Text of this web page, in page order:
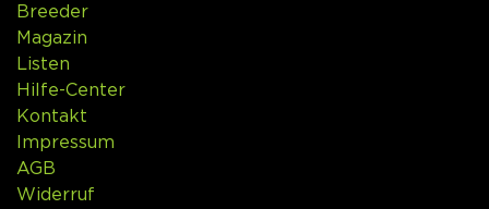
Breeder
Magazin
Listen
Hilfe-Center
Kontakt
Impressum
AGB
Widerruf